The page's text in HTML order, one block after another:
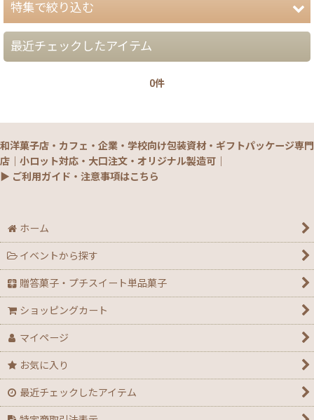
特集で絞り込む
【夏】さわやかパッケージ
【銘菓撰29・秋冬】洋菓子ギフト（贈答）
【銘菓撰29・秋冬】菓子単品・プチギフト
【秋】秋のおすすめパッケージ
【ハロウィン】★全力応援★グッズ★
【アウトレット】ハロウィン
【２０２６年】クリスマスデコ箱・ノエル箱・トレー
【クリスマス】ミニデコ箱トレー付き＜3号 4号 4.5
【クリスマス】ノエル箱
最近チェックしたアイテム
0件
和洋菓子店・カフェ・企業・学校向け包装資材・ギフトパッケージ専門
店｜小ロット対応・大口注文・オリジナル製造可｜
▶ ご利用ガイド・注意事項はこちら
ホーム
イベントから探す
贈答菓子・プチスイート単品菓子
ショッピングカート
マイページ
お気に入り
最近チェックしたアイテム